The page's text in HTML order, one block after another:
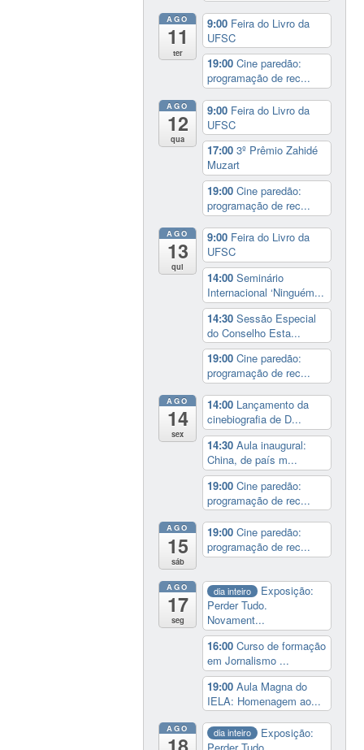
AGO
11
ter
9:00 Feira do Livro da
UFSC
19:00Cine paredão:
programação de rec...
AGO
12
qua
9:00 Feira do Livro da
UFSC
17:003º Prêmio Zahidé
Muzart
19:00Cine paredão:
programação de rec...
AGO
13
qui
9:00 Feira do Livro da
UFSC
14:00Seminário
Internacional ‘Ninguém...
14:30Sessão Especial
do Conselho Esta...
19:00Cine paredão:
programação de rec...
AGO
14
sex
14:00 Lançamento da
cinebiografia de D...
14:30Aula inaugural:
China, de país m...
19:00Cine paredão:
programação de rec...
AGO
15
sáb
19:00Cine paredão:
programação de rec...
AGO
17
seg
dia inteiro
Exposição:
Perder Tudo.
Novament...
16:00Curso de formação
em Jornalismo ...
19:00Aula Magna do
IELA: Homenagem ao...
AGO dia inteiro
Exposição: